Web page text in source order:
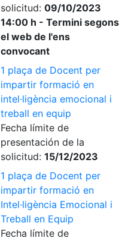
solicitud: 09/10/2023
14:00 h - Termini segons
el web de l'ens
convocant
1 plaça de Docent per
impartir formació en
intel·ligència emocional i
treball en equip
Fecha límite de
presentación de la
solicitud: 15/12/2023
1 plaça de Docent per
impartir formació en
Intel·ligència Emocional i
Treball en Equip
Fecha límite de